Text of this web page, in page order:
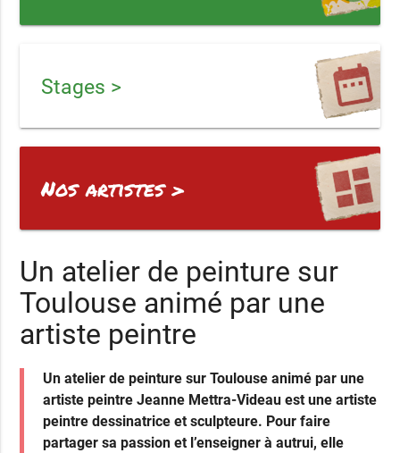
Stages >
Nos artistes >
Un atelier de peinture sur
Toulouse animé par une
artiste peintre
Un atelier de peinture sur Toulouse animé par une
artiste peintre Jeanne Mettra-Videau est une artiste
peintre dessinatrice et sculpteure. Pour faire
partager sa passion et l’enseigner à autrui, elle